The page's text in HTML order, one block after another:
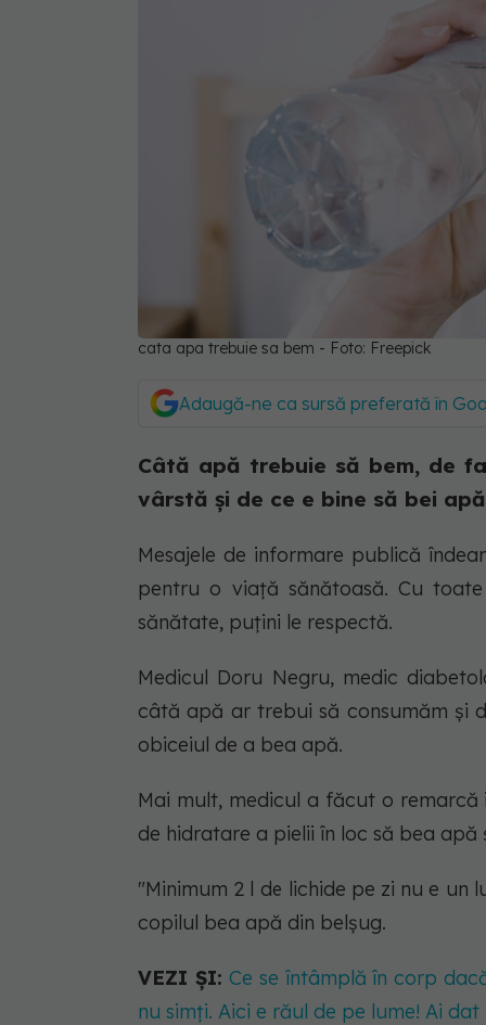
cata apa trebuie sa bem - Foto: Freepick
Adaugă-ne ca sursă preferată în
Câtă apă trebuie să bem, de
vârstă și de ce e bine să bei
Mesajele de informare publică
pentru o viață sănătoasă. Cu
sănătate, puțini le respectă.
Medicul Doru Negru, medic
câtă apă ar trebui să consumăm și
obiceiul de a bea apă.
Mai mult, medicul a făcut o remarcă
de hidratare a pielii în loc să bea apă
"Minimum 2 l de lichide pe zi nu e
copilul bea apă din belșug.
VEZI ȘI:Ce se întâmplă în corp
nu simți. Aici e răul de pe lume! Ai